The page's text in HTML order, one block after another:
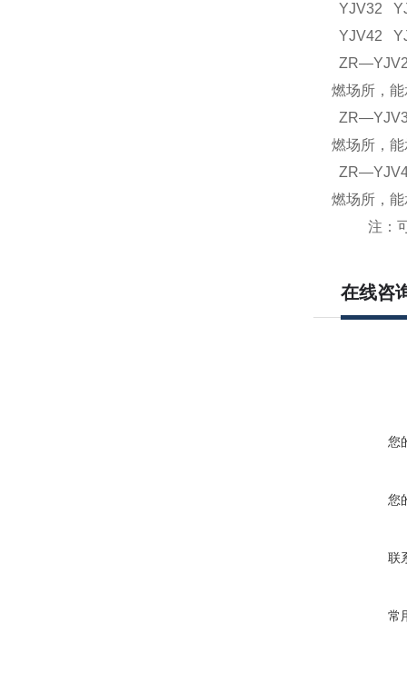
YJV32
YJV42
燃场所，
燃场所，
燃场所，
注：可
在线咨
您
您
联
常